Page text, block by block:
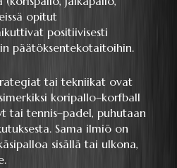
opitut
positiivisesti
päätöksentekotaitoihin.
tai tekniikat ovat
koripallo–korfball
tai tennis–padel, puhutaan
Sama ilmiö on
sisällä tai ulkona,